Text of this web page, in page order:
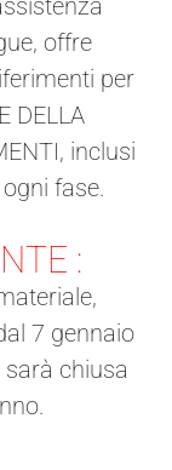
offre
per
DELLA
inclusi
fase.
:
7 gennaio
chiusa